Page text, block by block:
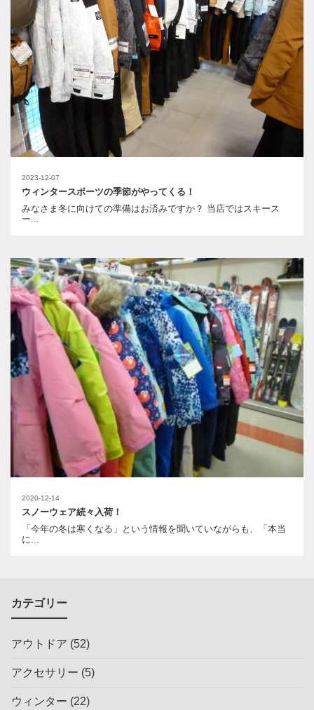
2023-12-07
ウィンタースポーツの季節がやってくる！
みなさま冬に向けての準備はお済みですか？ 当店ではスキース
ー...
2020-12-14
スノーウェア続々入荷！
「今年の冬は寒くなる」という情報を聞いていながらも、「本当
に...
カテゴリー
アウトドア (52)
アクセサリー (5)
ウィンター (22)